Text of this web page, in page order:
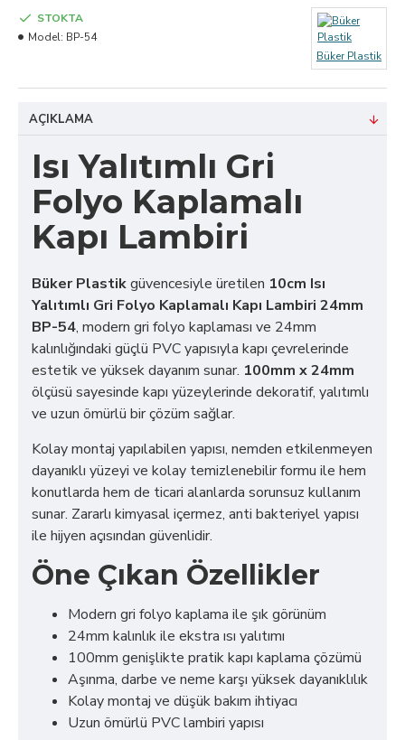
STOKTA
Model: BP-54
Büker Plastik
AÇIKLAMA
Isı Yalıtımlı Gri
Folyo Kaplamalı
Kapı Lambiri
Büker Plastikgüvencesiyle üretilen 10cm Isı
Yalıtımlı Gri Folyo Kaplamalı Kapı Lambiri 24mm
BP-54, modern gri folyo kaplaması ve 24mm
kalınlığındaki güçlü PVC yapısıyla kapı çevrelerinde
estetik ve yüksek dayanım sunar. 100mm x 24mm
ölçüsü sayesinde kapı yüzeylerinde dekoratif, yalıtımlı
ve uzun ömürlü bir çözüm sağlar.
Kolay montaj yapılabilen yapısı, nemden etkilenmeyen
dayanıklı yüzeyi ve kolay temizlenebilir formu ile hem
konutlarda hem de ticari alanlarda sorunsuz kullanım
sunar. Zararlı kimyasal içermez, anti bakteriyel yapısı
ile hijyen açısından güvenlidir.
Öne Çıkan Özellikler
Modern gri folyo kaplama ile şık görünüm
24mm kalınlık ile ekstra ısı yalıtımı
100mm genişlikte pratik kapı kaplama çözümü
Aşınma, darbe ve neme karşı yüksek dayanıklılık
Kolay montaj ve düşük bakım ihtiyacı
Uzun ömürlü PVC lambiri yapısı